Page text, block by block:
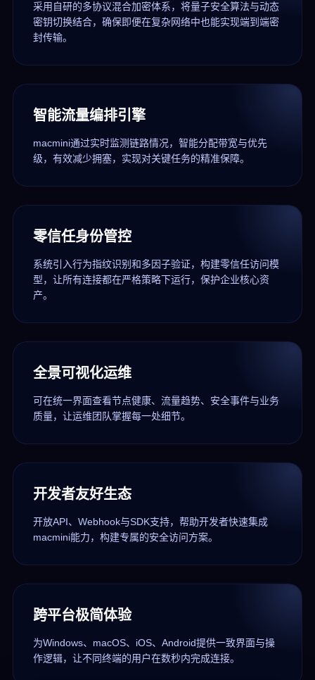
采用自研的多协议混合加密体系，将量子安全算法与动态
密钥切换结合，确保即便在复杂网络中也能实现端到端密
封传输。
智能流量编排引擎
macmini通过实时监测链路情况，智能分配带宽与优先
级，有效减少拥塞，实现对关键任务的精准保障。
零信任身份管控
系统引入行为指纹识别和多因子验证，构建零信任访问模
型，让所有连接都在严格策略下运行，保护企业核心资
产。
全景可视化运维
可在统一界面查看节点健康、流量趋势、安全事件与业务
质量，让运维团队掌握每一处细节。
开发者友好生态
开放API、Webhook与SDK支持，帮助开发者快速集成
macmini能力，构建专属的安全访问方案。
跨平台极简体验
为Windows、macOS、iOS、Android提供一致界面与操
作逻辑，让不同终端的用户在数秒内完成连接。